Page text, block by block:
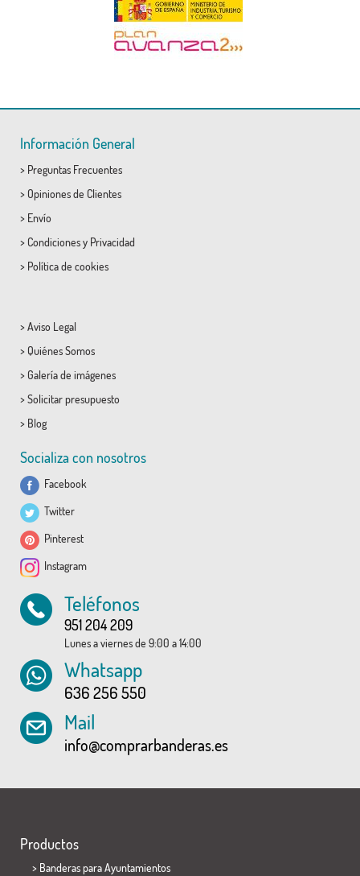
Información General
> Preguntas Frecuentes
> Opiniones de Clientes
> Envío
> Condicionesy Privacidad
> Política de cookies
> Aviso Legal
> Quiénes Somos
> Galería de imágenes
> Solicitar presupuesto
> Blog
Socializa con nosotros
Facebook
Twitter
Pinterest
Instagram
Teléfonos
951 204 209
Lunes a viernes de 9:00 a 14:00
Whatsapp
636 256 550
Mail
info@comprarbanderas.es
Productos
> Banderas para Ayuntamientos